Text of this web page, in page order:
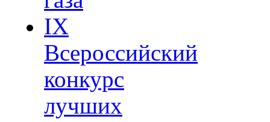
IХ
Всероссийский
конкурс
лучших